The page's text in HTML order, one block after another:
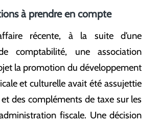
à prendre en compte
récente, à la suite d’une
comptabilité, une association
la promotion du développement
et culturelle avait été assujettie
des compléments de taxe sur les
fiscale. Une décision